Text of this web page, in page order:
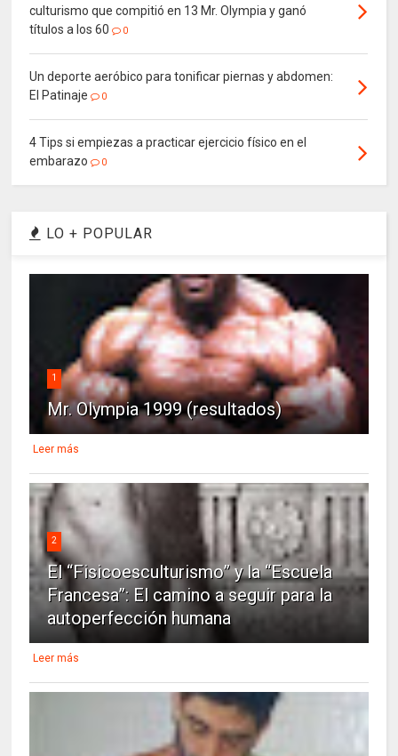
culturismo que compitió en 13 Mr. Olympia y ganó
títulos a los 60
0
Un deporte aeróbico para tonificar piernas y abdomen:
El Patinaje
0
4 Tips si empiezas a practicar ejercicio físico en el
embarazo
0
LO + POPULAR
1
Mr. Olympia 1999 (resultados)
Leer más
2
El “Fisicoesculturismo” y la “Escuela
Francesa”: El camino a seguir para la
autoperfección humana
Leer más